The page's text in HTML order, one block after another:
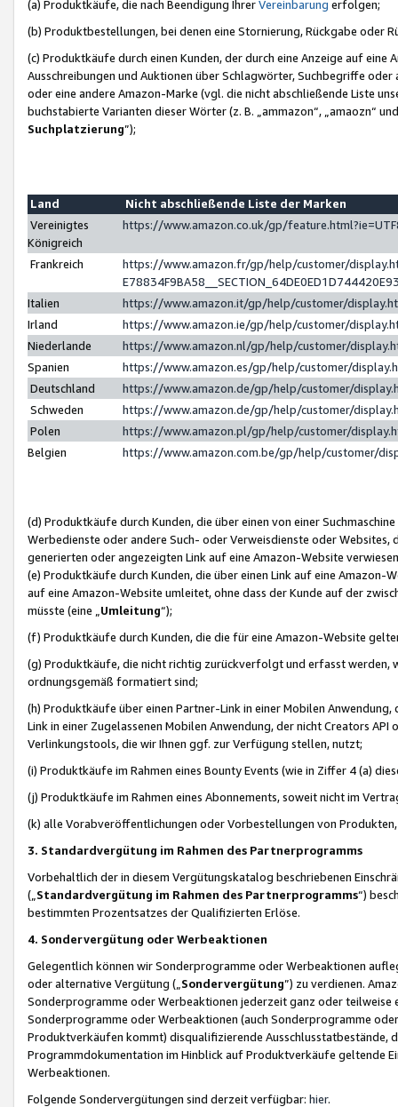
(a) Produktkäufe, die nach Beendigung IhrerVereinbarung erfolgen;
(b) Produktbestellungen, bei denen eine Stornierung, Rückgabe oder
(c) Produktkäufe durch einen Kunden, der durch eine Anzeige auf
Ausschreibungen und Auktionen über Schlagwörter, Suchbegriffe
oder eine andere Amazon-Marke (vgl. die nicht abschließende Liste
buchstabierte Varianten dieser Wörter (z. B. „ammazon“, „amaozn“
Suchplatzierung”);
Land
Nicht abschließende Liste der Marken
Vereinigtes
Königreich
https://www.amazon.co.uk/gp/
Frankreich
https://www.amazon.fr/gp/help/customer/
Italien
https://www.amazon.it/gp/help/customer/
Irland
https://www.amazon.ie/gp/help/customer/
Niederlande
https://www.amazon.nl/gp/help/customer/
Spanien
https://www.amazon.es/gp/help/customer/
Deutschland
https://www.amazon.de/gp/help/customer/
Schweden
https://www.amazon.de/gp/help/customer/
Polen
https://www.amazon.pl/gp/help/customer/
Belgien
https://www.amazon.com.be/gp/help/customer/
(d) Produktkäufe durch Kunden, die über einen von einer
Werbedienste oder andere Such- oder Verweisdienste oder Websites,
generierten oder angezeigten Link auf eine Amazon-Website
(e) Produktkäufe durch Kunden, die über einen Link auf eine
auf eine Amazon-Website umleitet, ohne dass der Kunde auf der
müsste (eine „ Umleitung“);
(f) Produktkäufe durch Kunden, die die für eine Amazon-Website
(g) Produktkäufe, die nicht richtig zurückverfolgt und erfasst werden,
ordnungsgemäß formatiert sind;
(h) Produktkäufe über einen Partner-Link in einer Mobilen
Link in einer Zugelassenen Mobilen Anwendung, der nicht Creators
Verlinkungstools, die wir Ihnen ggf. zur Verfügung stellen, nutzt;
(i) Produktkäufe im Rahmen eines Bounty Events (wie in Ziffer 4 (a)
(j) Produktkäufe im Rahmen eines Abonnements, soweit nicht im
(k) alle Vorabveröffentlichungen oder Vorbestellungen von
3. Standardvergütung im Rahmen des Partnerprogramms
Vorbehaltlich der in diesem Vergütungskatalog beschriebenen
(„ Standardvergütung im Rahmen des Partnerprogramms“)
bestimmten Prozentsatzes der Qualifizierten Erlöse.
4. Sondervergütung oder Werbeaktionen
Gelegentlich können wir Sonderprogramme oder Werbeaktionen
oder alternative Vergütung („ Sondervergütung”) zu verdienen.
Sonderprogramme oder Werbeaktionen jederzeit ganz oder
Sonderprogramme oder Werbeaktionen (auch Sonderprogramme
Produktverkäufen kommt) disqualifizierende Ausschlusstatbestände,
Programmdokumentation im Hinblick auf Produktverkäufe geltende
Werbeaktionen.
Folgende Sondervergütungen sind derzeit verfügbar: hier.